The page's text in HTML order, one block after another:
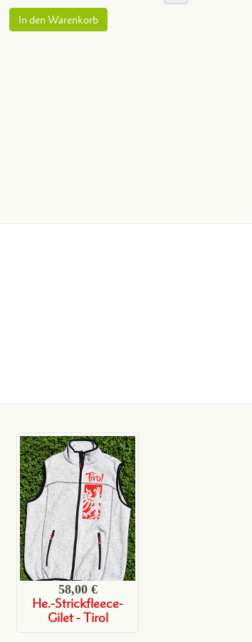
In den Warenkorb
58,00 €
He.-Strickfleece-
Gilet - Tirol